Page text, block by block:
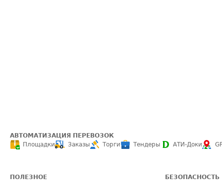
АВТОМАТИЗАЦИЯ ПЕРЕВОЗОК
Площадки
Заказы Торги Тендеры АТИ-Доки
ПОЛЕЗНОЕ БЕЗОПАСНОСТЬ